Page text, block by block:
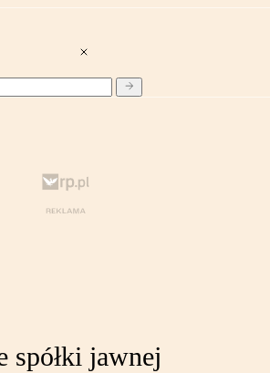
spółki jawnej